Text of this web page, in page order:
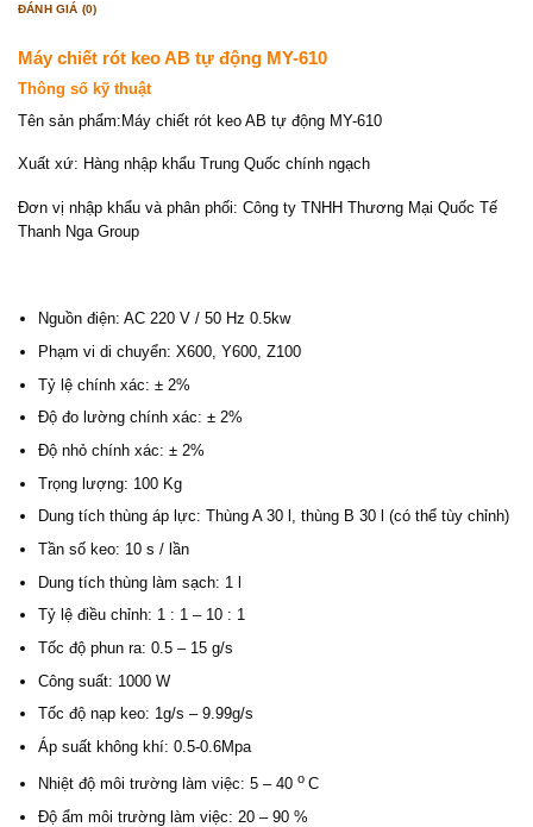
ĐÁNH GIÁ (0)
Máy chiết rót keo AB tự động MY-610
Thông số kỹ thuật
Tên sản phẩm:Máy chiết rót keo AB tự động MY-610
Xuất xứ: Hàng nhập khẩu Trung Quốc chính ngạch
Đơn vị nhập khẩu và phân phối: Công ty TNHH Thương Mại Quốc Tế
Thanh Nga Group
Nguồn điện: AC 220 V / 50 Hz 0.5kw
Phạm vi di chuyển: X600, Y600, Z100
Tỷ lệ chính xác: ± 2%
Độ đo lường chính xác: ± 2%
Độ nhỏ chính xác: ± 2%
Trọng lượng: 100 Kg
Dung tích thùng áp lực: Thùng A 30 l, thùng B 30 l (có thể tùy chỉnh)
Tần số keo: 10 s / lần
Dung tích thùng làm sạch: 1 l
Tỷ lệ điều chỉnh: 1 : 1 – 10 : 1
Tốc độ phun ra: 0.5 – 15 g/s
Công suất: 1000 W
Tốc độ nạp keo: 1g/s – 9.99g/s
Áp suất không khí: 0.5-0.6Mpa
Nhiệt độ môi trường làm việc: 5 – 40 o C
Độ ẩm môi trường làm việc: 20 – 90 %